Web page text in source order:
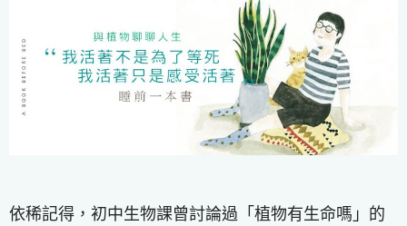
依稀記得，初中生物課曾討論過「植物有生命嗎」的